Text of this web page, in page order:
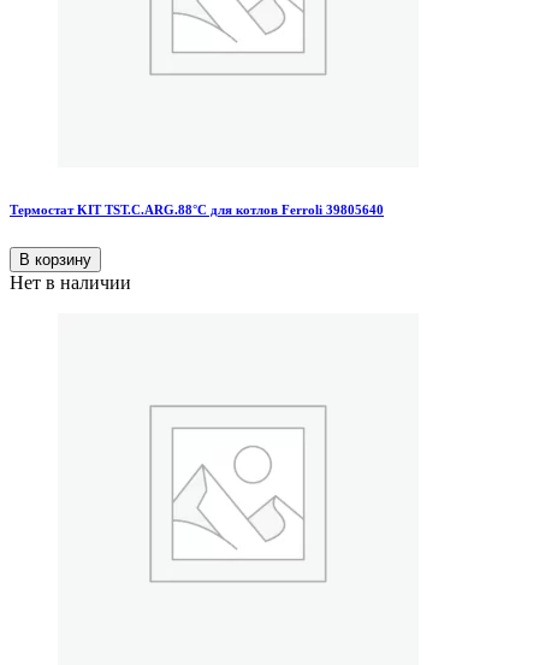
Термостат KIT TST.C.ARG.88°C для котлов Ferroli 39805640
В корзину
Нет в наличии